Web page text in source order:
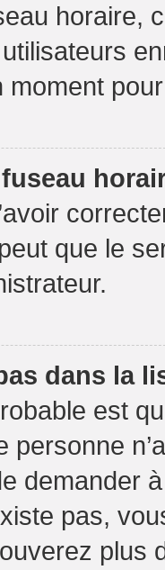
horaire,
moment
que le
dans la
est
personne
demander
pas,
plus